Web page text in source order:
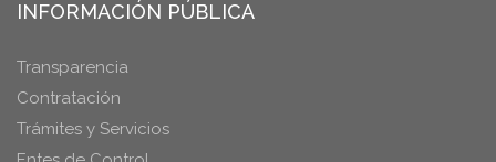
INFORMACIÓN PÚBLICA
Transparencia
Contratación
Trámites y Servicios